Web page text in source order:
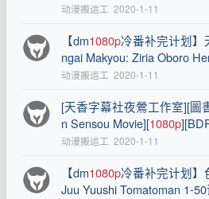
动漫搬运工 2020-1-11
【dm1080p冷番补完计划】
ngai Makyou: Ziria Oboro
动漫搬运工 2020-1-11
[天香字幕社夜鶯工作室][圖
n Sensou Movie][1080p
动漫搬运工 2020-1-11
【dm1080p冷番补完计划】
Juu Yuushi Tomatoman 1-